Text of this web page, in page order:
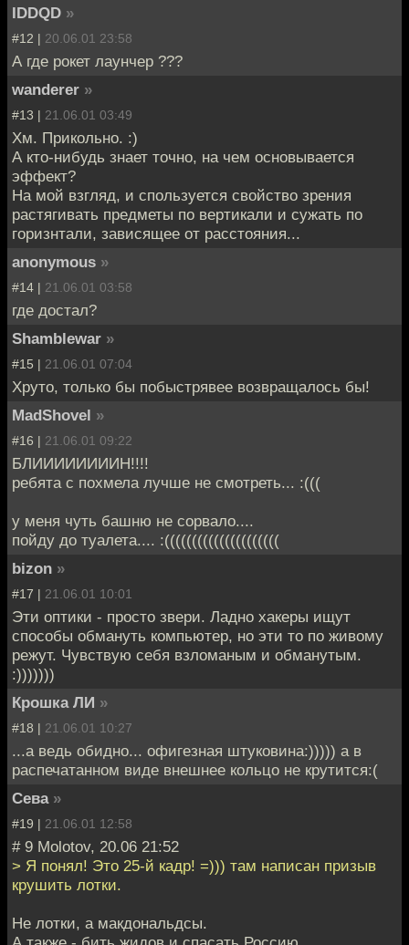
IDDQD »
#12 | 20.06.01 23:58
А где рокет лаунчер ???
wanderer »
#13 | 21.06.01 03:49
Хм. Прикольно. :)
А кто-нибудь знает точно, на чем основывается
эффект?
На мой взгляд, и спользуется свойство зрения
растягивать предметы по вертикали и сужать по
горизнтали, зависящее от расстояния...
anonymous »
#14 | 21.06.01 03:58
где достал?
Shamblewar »
#15 | 21.06.01 07:04
Хруто, только бы побыстрявее возвращалось бы!
MadShovel »
#16 | 21.06.01 09:22
БЛИИИИИИИИН!!!!
ребята с похмела лучше не смотреть... :(((
у меня чуть башню не сорвало....
пойду до туалета.... :(((((((((((((((((((((
bizon »
#17 | 21.06.01 10:01
Эти оптики - просто звери. Ладно хакеры ищут
способы обмануть компьютер, но эти то по живому
режут. Чувствую себя взломаным и обманутым.
:)))))))
Крошка ЛИ »
#18 | 21.06.01 10:27
...а ведь обидно... офигезная штуковина:))))) а в
распечатанном виде внешнее кольцо не крутится:(
Сева »
#19 | 21.06.01 12:58
# 9 Molotov, 20.06 21:52
> Я понял! Это 25-й кадр! =))) там написан призыв
крушить лотки.
Не лотки, а макдональдсы.